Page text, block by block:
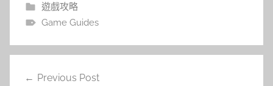
遊戲攻略
Game Guides
Previous Post